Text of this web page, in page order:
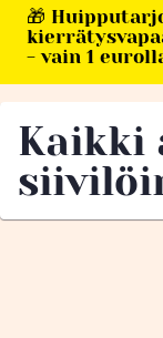
🎁
- vain 1
Kaikki